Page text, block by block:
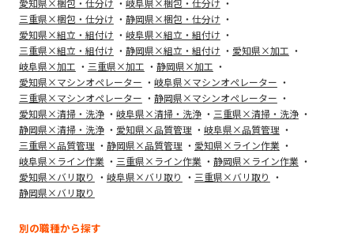
愛知県×梱包・仕分け
岐阜県×梱包・仕分け
三重県×梱包・仕分け
静岡県×梱包・仕分け
愛知県×組立・組付け
岐阜県×組立・組付け
三重県×組立・組付け
静岡県×組立・組付け
愛知県×加工
岐阜県×加工
三重県×加工
静岡県×加工
愛知県×マシンオペレーター
岐阜県×マシンオペレーター
三重県×マシンオペレーター
静岡県×マシンオペレーター
愛知県×清掃・洗浄
岐阜県×清掃・洗浄
三重県×清掃・洗浄
静岡県×清掃・洗浄
愛知県×品質管理
岐阜県×品質管理
三重県×品質管理
静岡県×品質管理
愛知県×ライン作業
岐阜県×ライン作業
三重県×ライン作業
静岡県×ライン作業
愛知県×バリ取り
岐阜県×バリ取り
三重県×バリ取り
静岡県×バリ取り
別の職種から探す